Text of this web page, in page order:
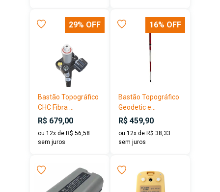
29% OFF
Bastão Topográfico
CHC Fibra ...
R$ 679,00
ou 12x de R$ 56,58
sem juros
16% OFF
Bastão Topográfico
Geodetic e...
R$ 459,90
ou 12x de R$ 38,33
sem juros